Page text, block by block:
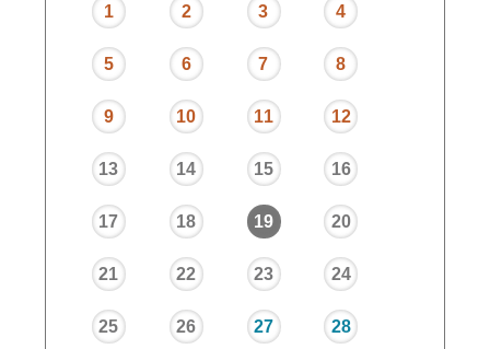
1 2 3 4
5 6 7 8
9 10 11 12
13 14 15 16
17 18 19 20
21 22 23 24
25 26 27 28